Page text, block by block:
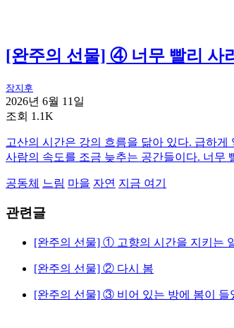
[완주의 선물] ④ 너무 빨리 사
장지후
2026년 6월 11일
조회 1.1K
고산의 시간은 강의 흐름을 닮아 있다. 급하
사람의 속도를 조금 늦추는 공간들이다. 너무
공동체 느림 마을 자연 지금 여기
관련글
[완주의 선물] ① 고향의 시간을 지키는
[완주의 선물] ② 다시 봄
[완주의 선물] ③ 비어 있는 방에 봄이 들